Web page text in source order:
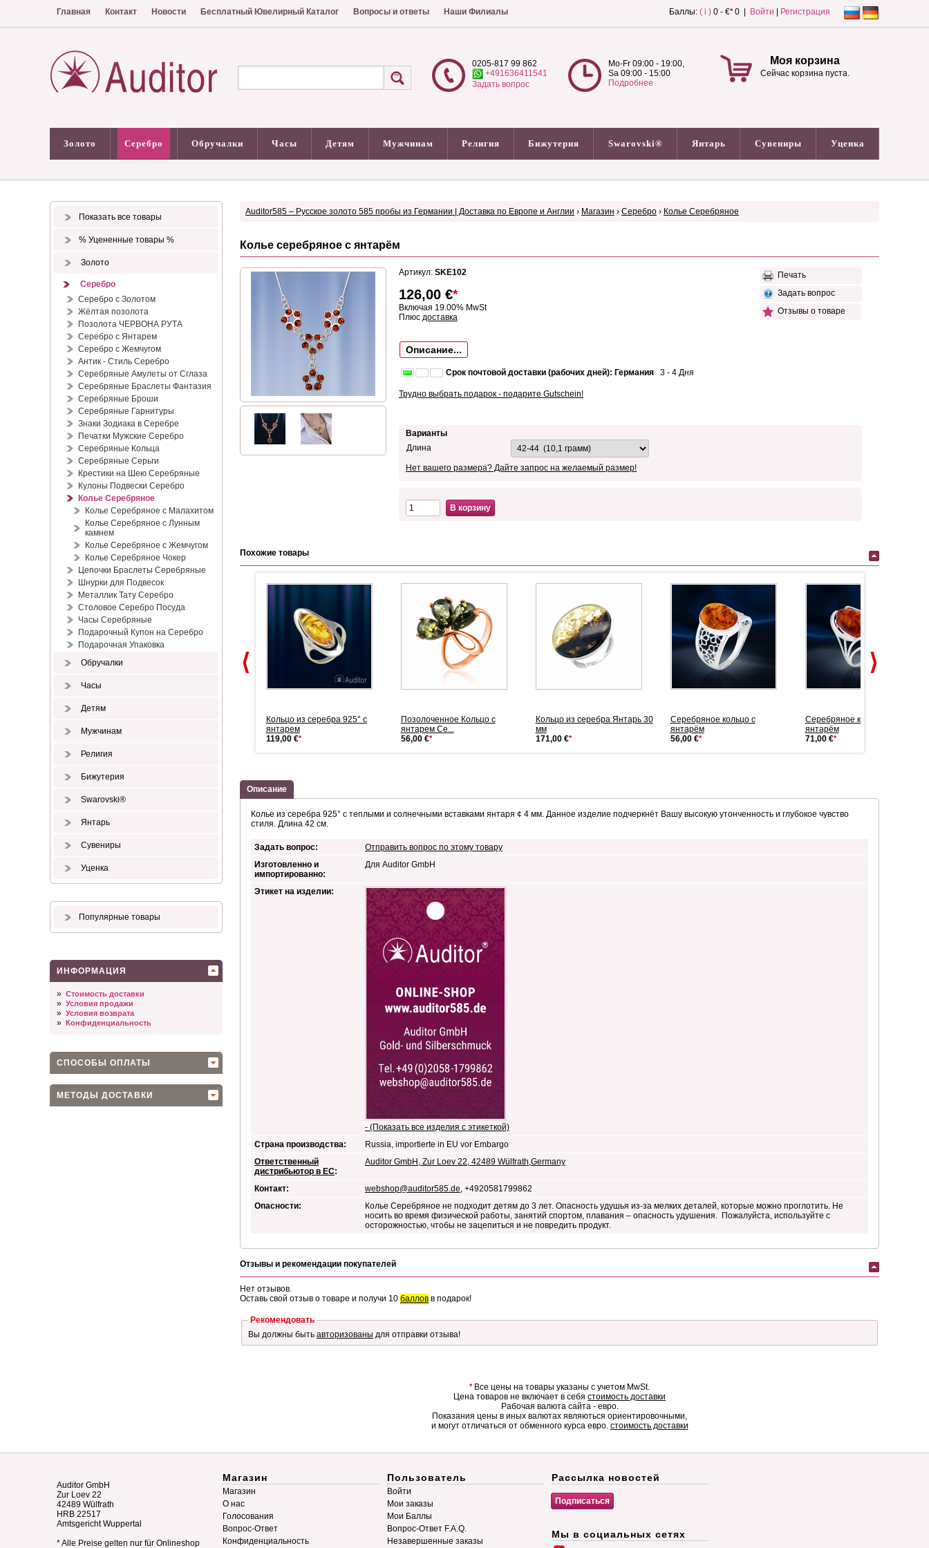
Главная Контакт Новости Бесплатный Ювелирный Каталог Вопросы и ответы Наши Филиалы Баллы: ( i ) 0 - €*0 | Войти Регистрация
0205-817 99 862
+491636411541
Задать вопрос
Mo-Fr 09:00 - 19:00,
Sa 09:00 - 15:00
Подробнее
Моя корзина
Сейчас корзина пуста.
Золото Серебро Обручалки Часы Детям Мужчинам Религия Бижутерия Swarovski® Янтарь Сувениры Уценка
Показать все товары
% Уцененные товары %
Золото
Серебро
Серебро с Золотом
Жёлтая позолота
Позолота ЧЕРВОНА РУТА
Серебро с Янтарем
Серебро с Жемчугом
Антик - Стиль Серебро
Серебряные Амулеты от Сглаза
Серебряные Браслеты Фантазия
Серебряные Броши
Серебряные Гарнитуры
Знаки Зодиака в Серебре
Печатки Мужские Серебро
Серебряные Кольца
Серебряные Серьги
Крестики на Шею Серебряные
Кулоны Подвески Серебро
Колье Серебряное
Колье Серебряное с Малахитом
Колье Серебряное с Лунным
камнем
Колье Серебряное с Жемчугом
Колье Серебряное Чокер
Цепочки Браслеты Серебряные
Шнурки для Подвесок
Металлик Тату Серебро
Столовое Серебро Посуда
Часы Серебряные
Подарочный Купон на Серебро
Подарочная Упаковка
Обручалки
Часы
Детям
Мужчинам
Религия
Бижутерия
Swarovski®
Янтарь
Сувениры
Уценка
Популярные товары
ИНФОРМАЦИЯ
» Стоимость доставки
» Условия продажи
» Условия возврата
» Конфиденциальность
СПОСОБЫ ОПЛАТЫ
МЕТОДЫ ДОСТАВКИ
Auditor585 – Русское золото 585 пробы из Германии | Доставка по Европе и Англии › Магазин › Серебро › Колье Серебряное
Колье серебряное с янтарём
Артикул: SKE102
126,00 €*
Включая 19.00% MwSt
Плюс доставка
Описание...
Срок почтовой доставки (рабочих дней): Германия 3 - 4 Дня
Трудно выбрать подарок - подарите Gutschein!
Печать
Задать вопрос
Отзывы о товаре
Варианты
Длина
Нет вашего размера? Дайте запрос на желаемый размер!
В корзину
Похожие товары
Кольцо из серебра 925° с
янтарем
119,00 €*
Позолоченное Кольцо с
янтарем Се...
56,00 €*
Кольцо из серебра Янтарь 30
мм
171,00 €*
Серебряное кольцо с
янтарём
56,00 €*
Серебряное кольцо с
янтарём
71,00 €*
Описание
Колье из серебра 925° с теплыми и солнечными вставками янтаря ¢ 4 мм. Данное изделие подчеркнёт Вашу высокую утонченность и глубокое чувство
стиля. Длина 42 см.
Задать вопрос:
Отправить вопрос по этому товару
Изготовленно и
импортированно:
Для Auditor GmbH
Этикет на изделии:
- (Показать все изделия с этикеткой)
Страна производства:
Russia, importierte in EU vor Embargo
Ответственный
дистрибьютор в ЕС:
Auditor GmbH, Zur Loev 22, 42489 Wülfrath,Germany
Контакт: webshop@auditor585.de, +4920581799862
Опасности:
Колье Серебряное не подходит детям до 3 лет. Опасность удушья из-за мелких деталей, которые можно проглотить. Не
носить во время физической работы, занятий спортом, плавания – опасность удушения. Пожалуйста, используйте с
осторожностью, чтобы не зацепиться и не повредить продукт.
Отзывы и рекомендации покупателей
Нет отзывов.
Оставь свой отзыв о товаре и получи 10 баллов в подарок!
Рекомендовать
Вы должны быть авторизованы для отправки отзыва!
*Все цены на товары указаны с учетом MwSt.
Цена товаров не включает в себя стоимость доставки
Рабочая валюта сайта - евро.
Показания цены в иных валютах являються ориентировочными,
и могут отличаться от обменного курса евро. стоимость доставки
Auditor GmbH
Zur Loev 22
42489 Wülfrath
HRB 22517
Amtsgericht Wuppertal
* Alle Preise gelten nur für Onlineshop
Магазин
Магазин
О нас
Голосования
Вопрос-Ответ
Конфиденциальность
Пользователь
Войти
Мои заказы
Мои Баллы
Вопрос-Ответ F.A.Q.
Незавершенные заказы
Рассылка новостей
Мы в социальных сетях